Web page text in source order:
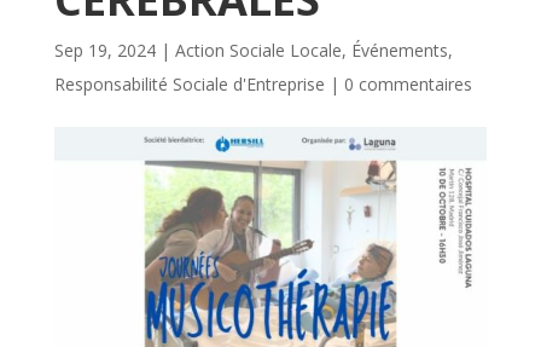
Sep 19, 2024| Action Sociale Locale, Événements,
Responsabilité Sociale d'Entreprise | 0 commentaires